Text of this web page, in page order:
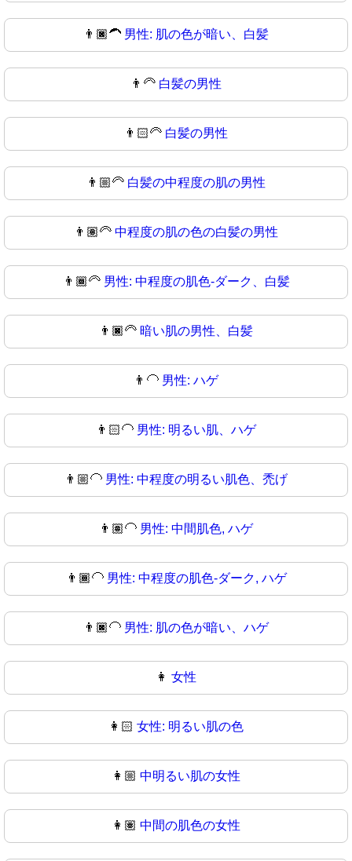
👨🏿‍🦱 男性: 肌の色が暗い、白髪
👨‍🦳 白髪の男性
👨🏻‍🦳 白髪の男性
👨🏼‍🦳 白髪の中程度の肌の男性
👨🏽‍🦳 中程度の肌の色の白髪の男性
👨🏾‍🦳 男性: 中程度の肌色-ダーク、白髪
👨🏿‍🦳 暗い肌の男性、白髪
👨‍🦲 男性: ハゲ
👨🏻‍🦲 男性: 明るい肌、ハゲ
👨🏼‍🦲 男性: 中程度の明るい肌色、禿げ
👨🏽‍🦲 男性: 中間肌色, ハゲ
👨🏾‍🦲 男性: 中程度の肌色-ダーク, ハゲ
👨🏿‍🦲 男性: 肌の色が暗い、ハゲ
👩 女性
👩🏻 女性: 明るい肌の色
👩🏼 中明るい肌の女性
👩🏽 中間の肌色の女性